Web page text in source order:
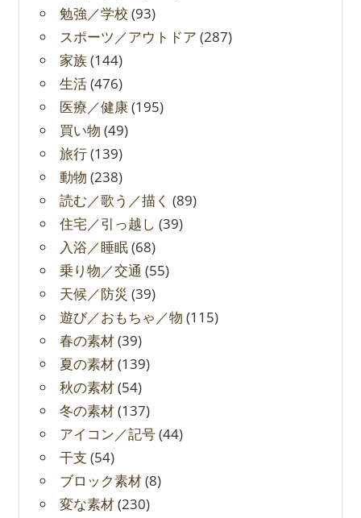
勉強／学校 (93)
スポーツ／アウトドア (287)
家族(144)
生活(476)
医療／健康(195)
買い物 (49)
旅行(139)
動物 (238)
読む／歌う／描く (89)
住宅／引っ越し (39)
入浴／睡眠(68)
乗り物／交通 (55)
天候／防災 (39)
遊び／おもちゃ／物 (115)
春の素材(39)
夏の素材(139)
秋の素材(54)
冬の素材(137)
アイコン／記号(44)
干支 (54)
ブロック素材(8)
変な素材(230)